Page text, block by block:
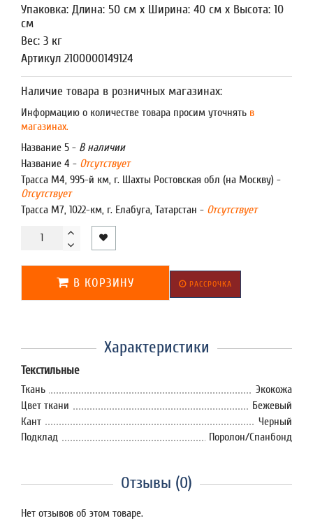
Упаковка: Длина: 50 см x Ширина: 40 см x Высота: 10
см
Вес: 3 кг
Артикул 2100000149124
Наличие товара в розничных магазинах:
Информацию о количестве товара просим уточнять в
магазинах.
Название 5 - В наличии
Название 4 - Отсутствует
Трасса М4, 995-й км, г. Шахты Ростовская обл (на Москву) -
Отсутствует
Трасса М7, 1022-км, г. Елабуга, Татарстан - Отсутствует
В КОРЗИНУ РАССРОЧКА
Характеристики
Текстильные
Ткань
Экокожа
Цвет ткани
Бежевый
Кант
Черный
Подклад
Поролон/Спанбонд
Отзывы (0)
Нет отзывов об этом товаре.